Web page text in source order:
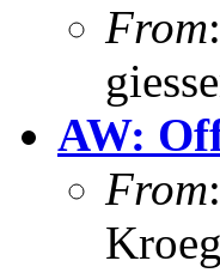
From
AW:
From